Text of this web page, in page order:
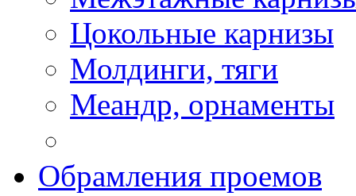
Цокольные карнизы
Молдинги, тяги
Меандр, орнаменты
Обрамления проемов